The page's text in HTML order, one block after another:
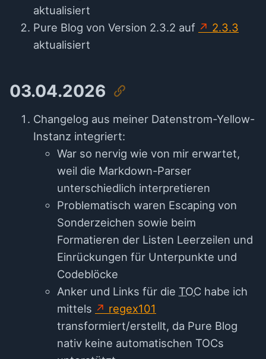
aktualisiert
Pure Blog von Version 2.3.2 auf
2.3.3
aktualisiert
03.04.2026
Changelog aus meiner Datenstrom-Yellow-
Instanz integriert:
War so nervig wie von mir erwartet,
weil die Markdown-Parser
unterschiedlich interpretieren
Problematisch waren Escaping von
Sonderzeichen sowie beim
Formatieren der Listen Leerzeilen und
Einrückungen für Unterpunkte und
Codeblöcke
Anker und Links für die TOC habe ich
mittels
regex101
transformiert/erstellt, da Pure Blog
nativ keine automatischen TOCs